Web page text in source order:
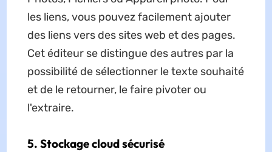
les liens, vous pouvez facilement ajouter
des liens vers des sites web et des pages.
Cet éditeur se distingue des autres par la
possibilité de sélectionner le texte souhaité
et de le retourner, le faire pivoter ou
l'extraire.
5. Stockage cloud sécurisé